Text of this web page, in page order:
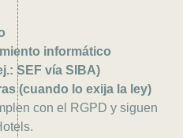
informático
SEF vía SIBA)
(cuando lo exija la ley)
con el RGPD y siguen